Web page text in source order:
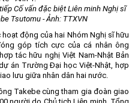
thứ 4
tư
Cố vấn đặc biệtLiên minh Nghị sĩ
Tsutomu - Ảnh: TTXVN
động của hai Nhóm Nghị sĩ hữu
góp tích cực của cá nhân ông
tác hữu nghị Việt Nam-Nhật Bản
án Trường Đại học Việt-Nhật, hợp
lưu giữa nhân dân hai nước.
Takebe cùng tham gia đoàn giao